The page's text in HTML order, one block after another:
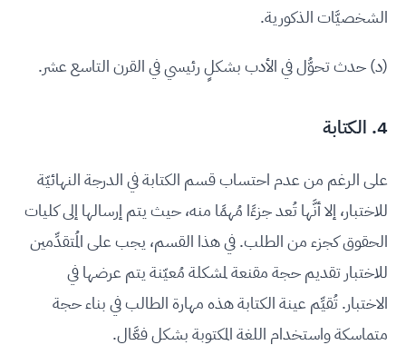
الشخصيَّات الذكورية.
(د) حدث تحوُّل في الأدب بشكلٍ رئيسي في القرن التاسع عشر.
4. الكتابة
على الرغم من عدم احتساب قسم الكتابة في الدرجة النهائيّة
للاختبار، إلا أنَّها تُعد جزءًا مُهمًا منه، حيث يتم إرسالها إلى كليات
الحقوق كجزء من الطلب. في هذا القسم، يجب على المُتقدِّمين
للاختبار تقديم حجة مقنعة لمشكلة مُعيّنة يتم عرضها في
الاختبار. تُقيِّم عينة الكتابة هذه مهارة الطالب في بناء حجة
متماسكة واستخدام اللغة المكتوبة بشكلٍ فعَّال.